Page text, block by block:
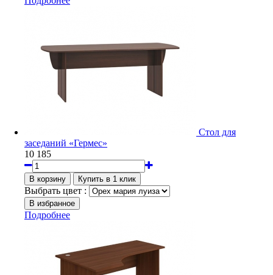
Стол для
заседаний «Гермес»
10 185
Выбрать цвет :
Подробнее